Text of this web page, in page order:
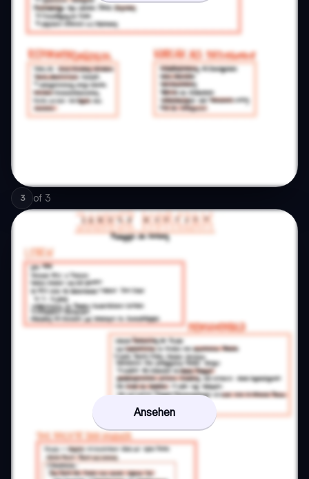
3 of 3
Ansehen